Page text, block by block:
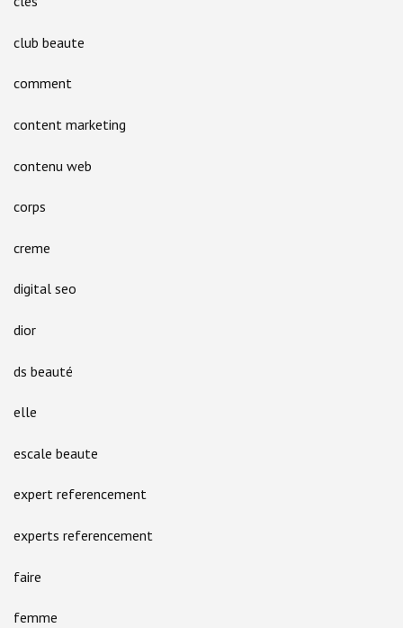
club beaute
comment
content marketing
contenu web
corps
creme
digital seo
dior
ds beauté
elle
escale beaute
expert referencement
experts referencement
faire
femme